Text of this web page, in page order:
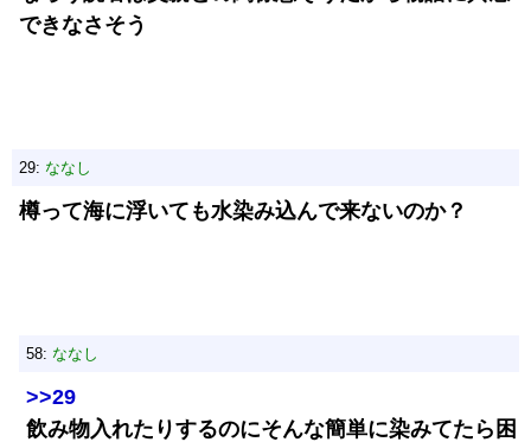
できなさそう
29: ななし
樽って海に浮いても水染み込んで来ないのか？
58: ななし
>>29
飲み物入れたりするのにそんな簡単に染みてたら困